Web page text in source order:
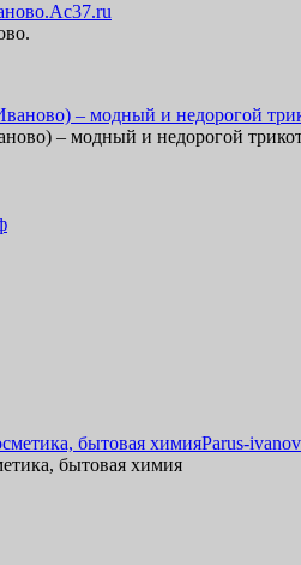
Ac37.ru
– модный и недорогой
Parus-
бытовая химия